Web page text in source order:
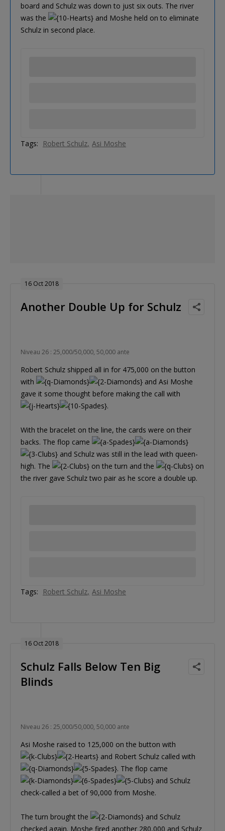
board and Schulz was down to just six outs. The river
was the
and Moshe held on to eliminate
Schulz in second place.
Tags: Robert Schulz Asi Moshe
16 Oct 2018
Another Double Up for Schulz
Niveau 26 : 25,000/50,000, 50,000 ante
Robert Schulz shipped all in for 475,000 on the button
with
and Asi Moshe
gave it some thought before making the call with
.
With the bracelet on the line, the cards were on their
backs. The flop came
and Schulz was still in the lead with queen-
high. The
on the turn and the
on
the river gave Schulz two pair as he score a double up.
Tags: Robert Schulz Asi Moshe
16 Oct 2018
Schulz Falls Below Ten Big
Blinds
Niveau 26 : 25,000/50,000, 50,000 ante
Asi Moshe raised to 125,000 on the button with
and Robert Schulz called with
. The flop came
and Schulz
check-called a bet of 90,000 from Moshe.
The turn brought the
and Schulz
checked again. Moshe fired another 280,000 and Schulz